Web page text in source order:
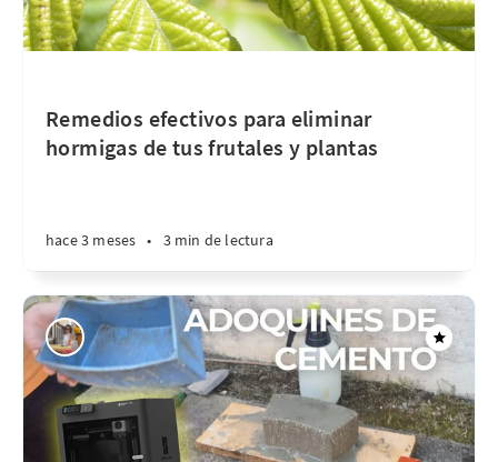
Remedios efectivos para eliminar
hormigas de tus frutales y plantas
hace 3 meses • 3 min de lectura